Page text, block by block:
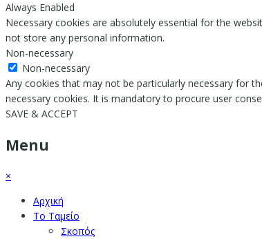
Always Enabled
Necessary cookies are absolutely essential for the
not store any personal information.
Non-necessary
Non-necessary
Any cookies that may not be particularly necessary for
necessary cookies. It is mandatory to procure user
SAVE & ACCEPT
Menu
×
Αρχική
Το Ταμείο
Σκοπός